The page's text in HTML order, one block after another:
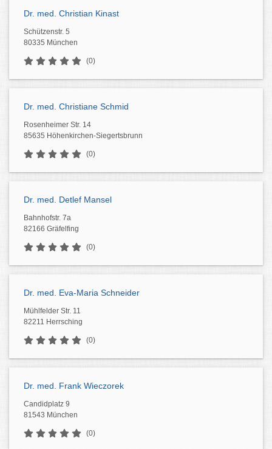
Dr. med. Christian Kinast
Schützenstr. 5
80335 München
(0)
Dr. med. Christiane Schmid
Rosenheimer Str. 14
85635 Höhenkirchen-Siegertsbrunn
(0)
Dr. med. Detlef Mansel
Bahnhofstr. 7a
82166 Gräfelfing
(0)
Dr. med. Eva-Maria Schneider
Mühlfelder Str. 11
82211 Herrsching
(0)
Dr. med. Frank Wieczorek
Candidplatz 9
81543 München
(0)